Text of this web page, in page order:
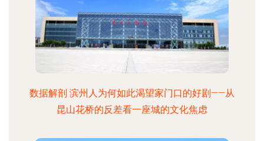
数据解剖 滨州人为何如此渴望家门口的好剧——从
昆山花桥的反差看一座城的文化焦虑